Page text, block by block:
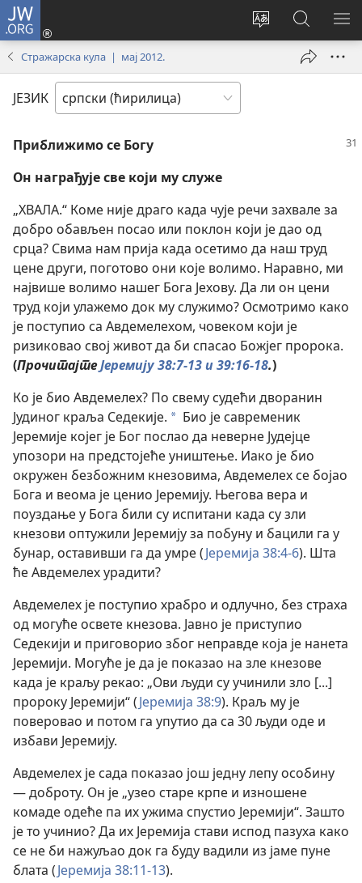
JW.ORG
Промени
Пријава
(отвара
Претрага
сајта
JW.ORG
Стражарска кула | мај 2012.
ЈЕЗИК
Приближимо се Богу
Он награђује све који му служе
„ХВАЛА.“ Коме није драго када чује речи захвале за
добро обављен посао или поклон који је дао од
срца? Свима нам прија када осетимо да наш труд
цене други, поготово они које волимо. Наравно, ми
највише волимо нашег Бога Јехову. Да ли он цени
труд који улажемо док му служимо? Осмотримо како
је поступио са Авдемелехом, човеком који је
ризиковао свој живот да би спасао Божјег пророка.
(ПрочитајтеЈеремију 38:7-13 и39:16-18.)
Ко је био Авдемелех? По свему судећи дворанин
Јудиног краља Седекије. a Био је савременик
Јеремије којег је Бог послао да неверне Јудејце
упозори на предстојеће уништење. Иако је био
окружен безбожним кнезовима, Авдемелех се бојао
Бога и веома је ценио Јеремију. Његова вера и
поуздање у Бога били су испитани када су зли
кнезови оптужили Јеремију за побуну и бацили га у
бунар, оставивши га да умре (Јеремија 38:4-6). Шта
ће Авдемелех урадити?
Авдемелех је поступио храбро и одлучно, без страха
од могуће освете кнезова. Јавно је приступио
Седекији и приговорио због неправде која је нанета
Јеремији. Могуће је да је показао на зле кнезове
када је краљу рекао: „Ови људи су учинили зло [...]
пророку Јеремији“ (Јеремија 38:9). Краљ му је
поверовао и потом га упутио да са 30 људи оде и
избави Јеремију.
Авдемелех је сада показао још једну лепу особину
— доброту. Он је „узео старе крпе и изношене
комаде одеће па их ужима спустио Јеремији“. Зашто
је то учинио? Да их Јеремија стави испод пазуха како
се не би нажуљао док га буду вадили из јаме пуне
блата (Јеремија 38:11-13).